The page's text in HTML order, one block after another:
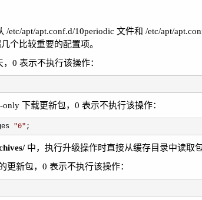
etc/apt/apt.conf.d/10periodic 文件和 /etc/apt/
个比较重要的配置项。
0 表示不执行该操作：
下载更新包，0 表示不执行该操作：
"0" ;
中，执行升级操作时直接从缓存目录中读取
更新包，0 表示不执行该操作：